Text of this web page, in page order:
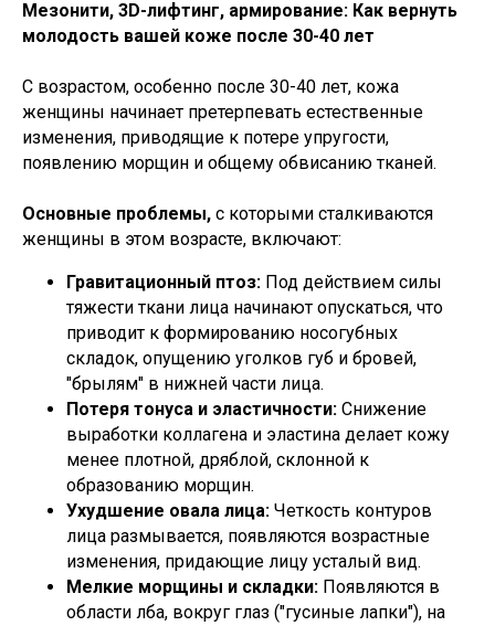
Мезонити, 3D-лифтинг, армирование: Как вернуть
молодость вашей коже после 30-40 лет
С возрастом, особенно после 30-40 лет, кожа
женщины начинает претерпевать естественные
изменения, приводящие к потере упругости,
появлению морщин и общему обвисанию тканей.
Основные проблемы, с которыми сталкиваются
женщины в этом возрасте, включают:
Гравитационный птоз: Под действием силы
тяжести ткани лица начинают опускаться, что
приводит к формированию носогубных
складок, опущению уголков губ и бровей,
"брылям" в нижней части лица.
Потеря тонуса и эластичности: Снижение
выработки коллагена и эластина делает кожу
менее плотной, дряблой, склонной к
образованию морщин.
Ухудшение овала лица: Четкость контуров
лица размывается, появляются возрастные
изменения, придающие лицу усталый вид.
Мелкие морщины и складки: Появляются в
области лба, вокруг глаз ("гусиные лапки"), на